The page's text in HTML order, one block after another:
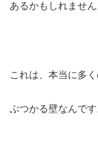
あるかもしれません
これは、本当に多
ぶつかる壁なんです